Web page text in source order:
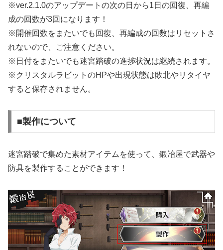
※ver.2.1.0のアップデートの次の日から1日の回復、再編
成の回数が3回になります！
※開催回数をまたいでも回復、再編成の回数はリセットさ
れないので、ご注意ください。
※日付をまたいでも迷宮踏破の進捗状況は継続されます。
※クリスタルラビットのHPや出現状態は敗北やリタイヤ
すると保存されません。
■製作について
迷宮踏破で集めた素材アイテムを使って、鍛冶屋で武器や
防具を製作することができます！